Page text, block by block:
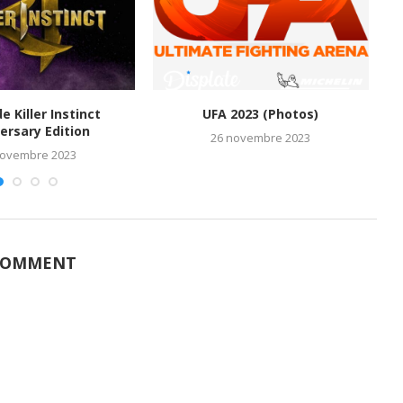
Killer Instinct
Edition
2023
UFA 2023 (Photos)
26 novembre 2023